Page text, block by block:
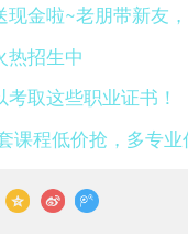
现金啦~老朋带新友
热招生中
考取这些职业证书！
课程低价抢，多专